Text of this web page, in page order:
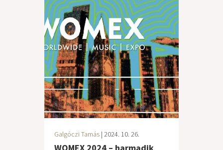
Galgóczi Tamás | 2024. 10. 26.